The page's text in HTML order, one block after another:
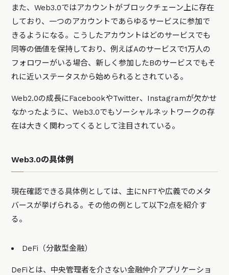
また、Web3.0ではアカウントがブロックチェーン上に存在
しており、一つのアカウントであらゆるサービスに参加で
きるようになる。こうしたアカウントはどのサービスでも
同等の価値を保持しており、例えばAのサービスで1万人の
フォロワーがいる場合、新しく参加したBのサービスでもそ
れに近いステータスから始められるとされている。
Web2.0の成長にFacebookやTwitter、Instagramが欠かせ
なかったように、Web3.0でもソーシャルネットワークの存
在は大きく関わってくるとして注目されている。
Web3.0の具体例
現在確認できる具体例としては、主にNFTや広義でのメタ
バースが挙げられる。その他の例として以下2点を紹介す
る。
DeFi（分散型金融）
DeFiとは、中央管理者を介さない金融仲介アプリケーショ